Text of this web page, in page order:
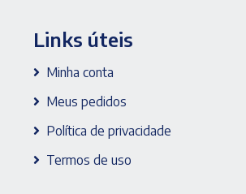
Links úteis
Minha conta
Meus pedidos
Política de privacidade
Termos de uso